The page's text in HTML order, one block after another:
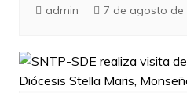
admin 7 de agosto de